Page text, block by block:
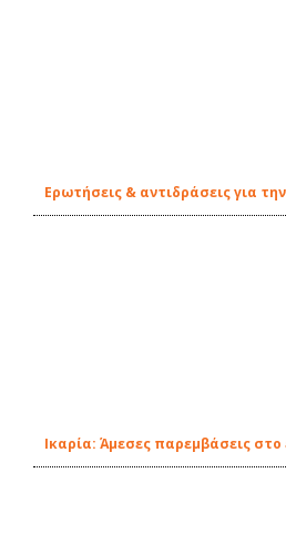
Ερωτήσεις & αντιδράσεις για
Ικαρία: Άμεσες παρεμβάσεις